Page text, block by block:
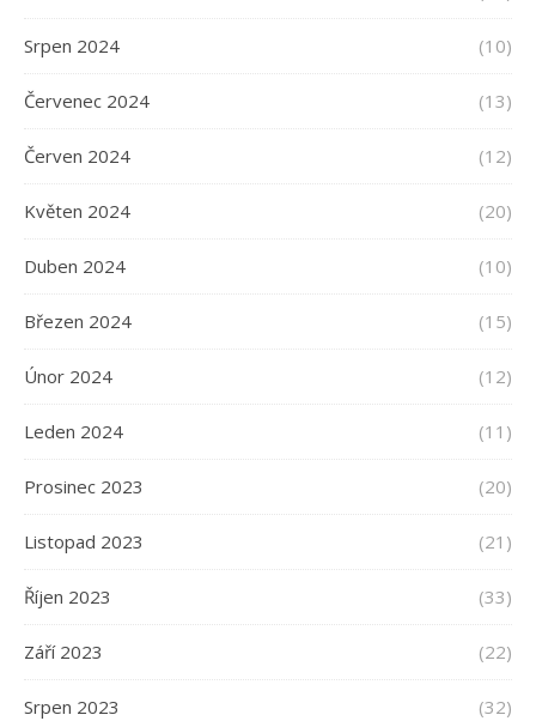
Srpen 2024 (10)
Červenec 2024 (13)
Červen 2024 (12)
Květen 2024 (20)
Duben 2024 (10)
Březen 2024 (15)
Únor 2024 (12)
Leden 2024 (11)
Prosinec 2023 (20)
Listopad 2023 (21)
Říjen 2023 (33)
Září 2023 (22)
Srpen 2023 (32)